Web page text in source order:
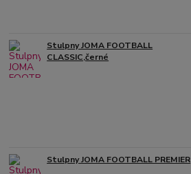
Stulpny JOMA FOOTBALL
CLASSIC,černé
Stulpny JOMA FOOTBALL PREMIER